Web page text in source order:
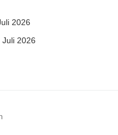
2026
Juli 2026